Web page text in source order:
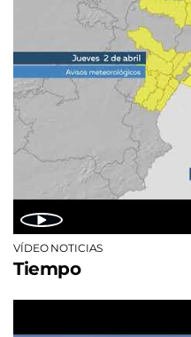
VÍDEO NOTICIAS
Tiempo